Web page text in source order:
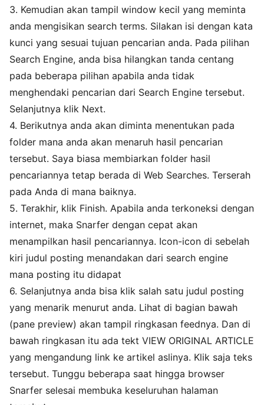
3. Kemudian akan tampil window kecil yang meminta
anda mengisikan search terms. Silakan isi dengan kata
kunci yang sesuai tujuan pencarian anda. Pada pilihan
Search Engine, anda bisa hilangkan tanda centang
pada beberapa pilihan apabila anda tidak
menghendaki pencarian dari Search Engine tersebut.
Selanjutnya klik Next.
4. Berikutnya anda akan diminta menentukan pada
folder mana anda akan menaruh hasil pencarian
tersebut. Saya biasa membiarkan folder hasil
pencariannya tetap berada di Web Searches. Terserah
pada Anda di mana baiknya.
5. Terakhir, klik Finish. Apabila anda terkoneksi dengan
internet, maka Snarfer dengan cepat akan
menampilkan hasil pencariannya. Icon-icon di sebelah
kiri judul posting menandakan dari search engine
mana posting itu didapat
6. Selanjutnya anda bisa klik salah satu judul posting
yang menarik menurut anda. Lihat di bagian bawah
(pane preview) akan tampil ringkasan feednya. Dan di
bawah ringkasan itu ada tekt VIEW ORIGINAL ARTICLE
yang mengandung link ke artikel aslinya. Klik saja teks
tersebut. Tunggu beberapa saat hingga browser
Snarfer selesai membuka keseluruhan halaman